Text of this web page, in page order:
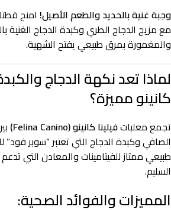
وجبة غنية بالحديد والطعم الأصيل! امنح
مع مزيج الدجاج الطري وكبدة الدجاج الغنية
والمغمورة بمرق طبيعي يفتح الشهية.
لماذا تعد نكهة الدجاج
كانينو مميزة؟
تجمع معلباتفيلينا كانينو (Felina Canino)
الصافي وكبدة الدجاج التي تعتبر “سوبر
طبيعي ممتاز للفيتامينات والمعادن التي
السليم.
المميزات والفوائد الصحية: